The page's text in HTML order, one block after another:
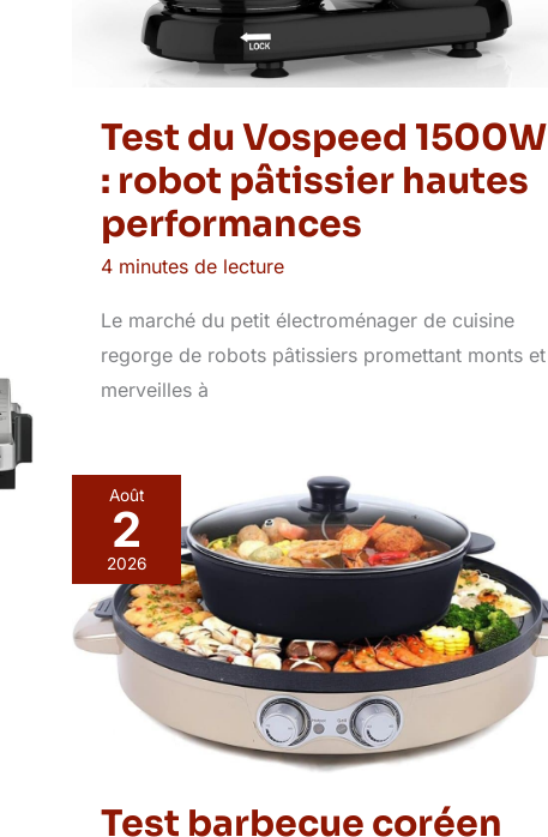
Test du Vospeed 1500W
: robot pâtissier hautes
performances
4 minutes de lecture
Le marché du petit électroménager de cuisine
regorge de robots pâtissiers promettant monts et
merveilles à
Août
2
2026
Test barbecue coréen